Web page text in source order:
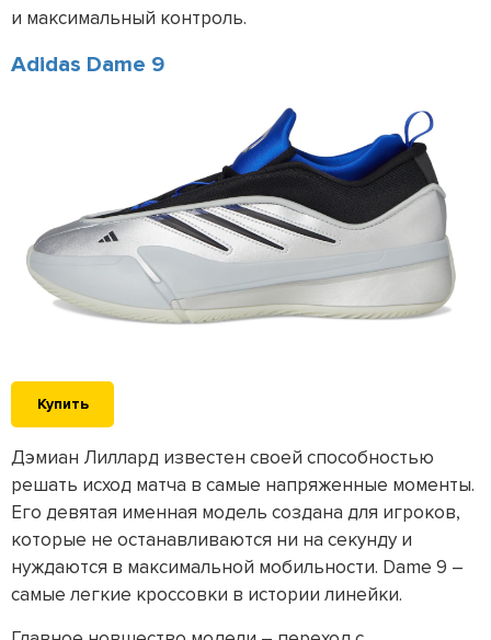
и максимальный контроль.
Adidas Dame 9
Купить
Дэмиан Лиллард известен своей способностью
решать исход матча в самые напряженные моменты.
Его девятая именная модель создана для игроков,
которые не останавливаются ни на секунду и
нуждаются в максимальной мобильности. Dame 9 –
самые легкие кроссовки в истории линейки.